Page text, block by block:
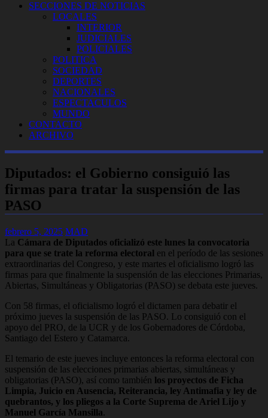
SECCIONES DE NOTICIAS
LOCALES
INTERIOR
JUDICIALES
POLICIALES
POLITICA
SOCIEDAD
DEPORTES
NACIONALES
ESPECTACULOS
MUNDO
CONTACTO
ARCHIVO
Diputados: el Gobierno consiguió las
firmas para tratar la suspensión de las
PASO
febrero 5, 2025 MAD
La Cámara de Diputados oficializó este lunes la convocatoria
para que se trate la reforma electoral en el período de las sesiones
extraordinarias del Congreso, y este martes el oficialismo logró las
firmas para que finalmente la suspensión de las elecciones Primarias,
Abiertas, Simultáneas y Obligatorias (PASO) se debata este jueves.
Con 58 firmas, el oficialismo logró el dictamen para debatir el
próximo jueves la suspensión de las PASO. Lo consiguió con el
apoyo del PRO, de la UCR y de los Gobernadores de Córdoba,
Santiago del Estero y Catamarca.
El temario de este jueves incluye entonces la reforma electoral con
suspensión de las elecciones primarias abiertas, simultáneas y
obligatorias (PASO), así como también los proyectos de Ficha
Limpia, Juicio en Ausencia, Reiterancia, ley Antimafia y ley de
quebrantos, y los pliegos a la Corte Suprema de Ariel Lijo y
Manuel García Mansilla.